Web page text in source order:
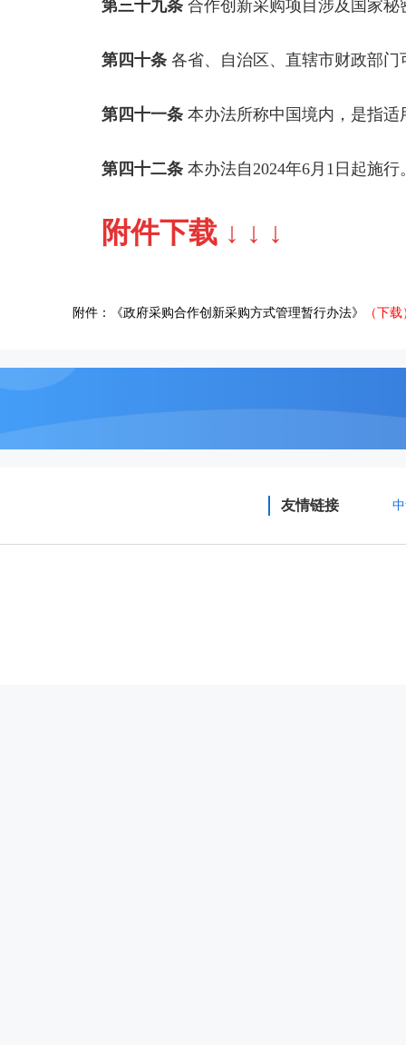
第三十九条 合作创新采购项目涉及国家
第四十条 各省、自治区、直辖市财政部
第四十一条 本办法所称中国境内，是指
第四十二条 本办法自2024年6月1日起施行
附件下载 ↓ ↓ ↓
附件：《政府采购合作创新采购方式管理暂行办法》 （下
友情链接